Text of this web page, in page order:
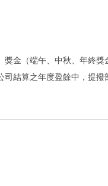
金（端午、中秋、年終獎
司結算之年度盈餘中，提